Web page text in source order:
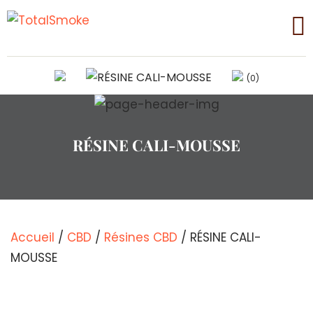
(0)
RÉSINE CALI-MOUSSE
Accueil / CBD / Résines CBD / RÉSINE CALI-
MOUSSE